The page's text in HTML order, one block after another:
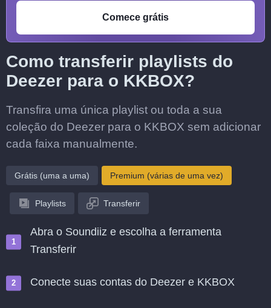
Comece grátis
Como transferir playlists do
Deezer para o KKBOX?
Transfira uma única playlist ou toda a sua
coleção do Deezer para o KKBOX sem adicionar
cada faixa manualmente.
Grátis (uma a uma) Premium (várias de uma vez)
Playlists Transferir
Abra o Soundiiz e escolha a ferramenta
Transferir
Conecte suas contas do Deezer e KKBOX